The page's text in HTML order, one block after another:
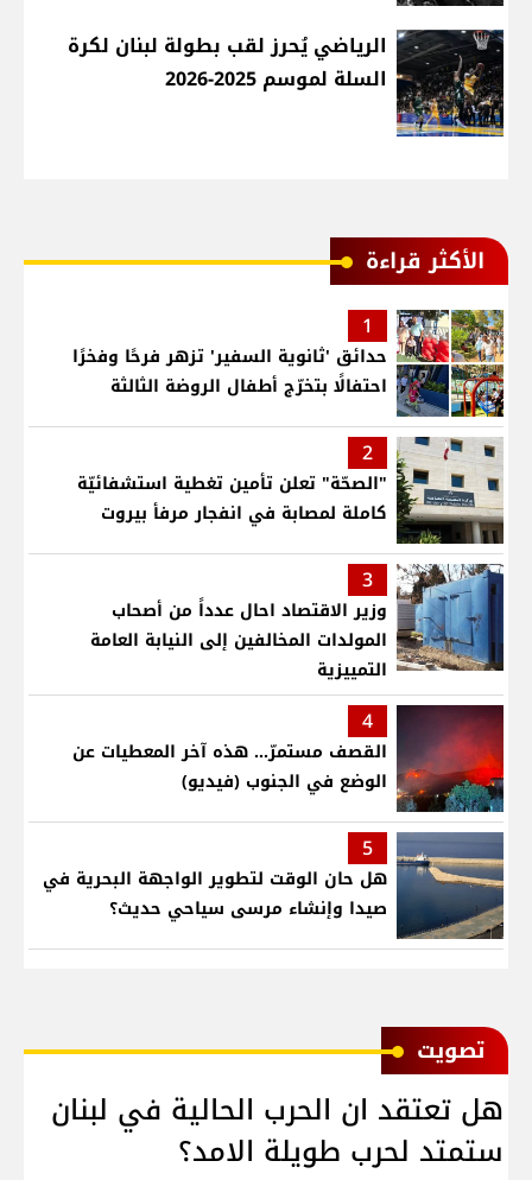
الرياضي يُحرز لقب بطولة لبنان لكرة
السلة لموسم 2025-2026
الأكثر قراءة
1
حدائق 'ثانوية السفير' تزهر فرحًا وفخرًا
احتفالًا بتخرّج أطفال الروضة الثالثة
2
"الصحّة" تعلن تأمين تغطية استشفائيّة
كاملة لمصابة في انفجار مرفأ بيروت
3
وزير الاقتصاد احال عدداً من أصحاب
المولدات المخالفين إلى النيابة العامة
التمييزية
4
القصف مستمرّ... هذه آخر المعطيات عن
الوضع في الجنوب (فيديو)
5
هل حان الوقت لتطوير الواجهة البحرية في
صيدا وإنشاء مرسى سياحي حديث؟
ﺗﺼﻮﻳﺖ
هل تعتقد ان الحرب الحالية في لبنان
ستمتد لحرب طويلة الامد؟